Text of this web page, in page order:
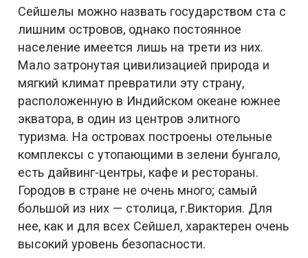
Сейшелы можно назвать государством ста с
лишним островов, однако постоянное
население имеется лишь на трети из них.
Мало затронутая цивилизацией природа и
мягкий климат превратили эту страну,
расположенную в Индийском океане южнее
экватора, в один из центров элитного
туризма. На островах построены отельные
комплексы с утопающими в зелени бунгало,
есть дайвинг-центры, кафе и рестораны.
Городов в стране не очень много; самый
большой из них — столица, г.Виктория. Для
нее, как и для всех Сейшел, характерен очень
высокий уровень безопасности.